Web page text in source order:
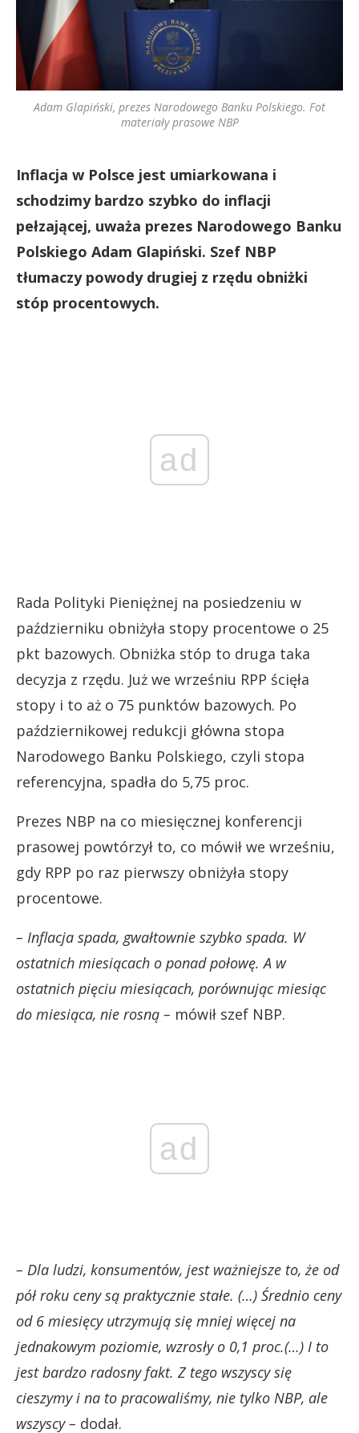
Adam Glapiński, prezes Narodowego Banku Polskiego. Fot
materiały prasowe NBP
Inflacja w Polsce jest umiarkowana i
schodzimy bardzo szybko do inflacji
pełzającej, uważa prezes Narodowego Banku
Polskiego Adam Glapiński. Szef NBP
tłumaczy powody drugiej z rzędu obniżki
stóp procentowych.
ad
Rada Polityki Pieniężnej na posiedzeniu w
październiku obniżyła stopy procentowe o 25
pkt bazowych. Obniżka stóp to druga taka
decyzja z rzędu. Już we wrześniu RPP ścięła
stopy i to aż o 75 punktów bazowych. Po
październikowej redukcji główna stopa
Narodowego Banku Polskiego, czyli stopa
referencyjna, spadła do 5,75 proc.
Prezes NBP na co miesięcznej konferencji
prasowej powtórzył to, co mówił we wrześniu,
gdy RPP po raz pierwszy obniżyła stopy
procentowe.
– Inflacja spada, gwałtownie szybko spada. W
ostatnich miesiącach o ponad połowę. A w
ostatnich pięciu miesiącach, porównując miesiąc
do miesiąca, nie rosną – mówił szef NBP.
ad
– Dla ludzi, konsumentów, jest ważniejsze to, że od
pół roku ceny są praktycznie stałe. (…) Średnio ceny
od 6 miesięcy utrzymują się mniej więcej na
jednakowym poziomie, wzrosły o 0,1 proc.(…) I to
jest bardzo radosny fakt. Z tego wszyscy się
cieszymy i na to pracowaliśmy, nie tylko NBP, ale
wszyscy – dodał.